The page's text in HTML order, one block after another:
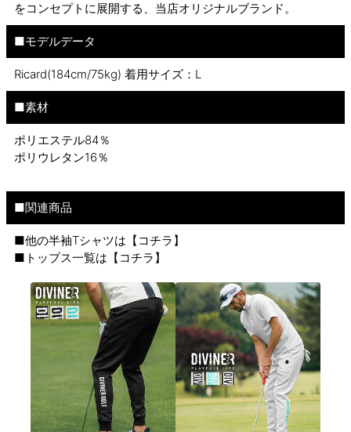
をコンセプトに展開する、当店オリジナルブランド。
■モデルデータ
Ricard(184cm/75kg) 着用サイズ：L
■素材
ポリエステル84％
ポリウレタン16％
■関連商品
■他の半袖Tシャツは【 コチラ 】
■トップス一覧は【 コチラ 】